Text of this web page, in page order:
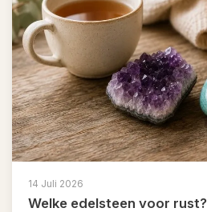
14 Juli 2026
Welke edelsteen voor rust?